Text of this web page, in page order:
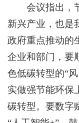
会议指出，
新兴产业，也是
政府重点推动的
企业和部门，要
色低碳转型的“
实做强节能环保
碳转型。要数字